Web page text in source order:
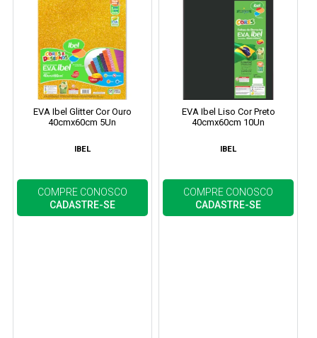
EVA Ibel Glitter Cor Ouro
40cmx60cm 5Un
IBEL
COMPRE CONOSCO
CADASTRE-SE
EVA Ibel Liso Cor Preto
40cmx60cm 10Un
IBEL
COMPRE CONOSCO
CADASTRE-SE